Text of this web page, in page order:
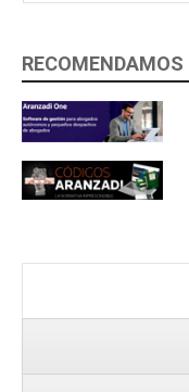
RECOMENDAMOS